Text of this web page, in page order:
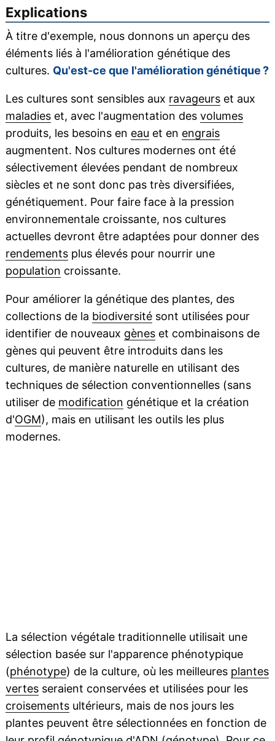
Explications
À titre d'exemple, nous donnons un aperçu des
éléments liés à l'amélioration génétique des
cultures. Qu'est-ce que l'amélioration génétique ?
Les cultures sont sensibles aux ravageurset aux
maladieset, avec l'augmentation des volumes
produits, les besoins en eau et en engrais
augmentent. Nos cultures modernes ont été
sélectivement élevées pendant de nombreux
siècles et ne sont donc pas très diversifiées,
génétiquement. Pour faire face à la pression
environnementale croissante, nos cultures
actuelles devront être adaptées pour donner des
rendementsplus élevés pour nourrir une
population croissante.
Pour améliorer la génétique des plantes, des
collections de la biodiversitésont utilisées pour
identifier de nouveaux gèneset combinaisons de
gènes qui peuvent être introduits dans les
cultures, de manière naturelle en utilisant des
techniques de sélection conventionnelles (sans
utiliser de modification génétique et la création
d'OGM), mais en utilisant les outils les plus
modernes.
La sélection végétale traditionnelle utilisait une
sélection basée sur l'apparence phénotypique
(phénotype) de la culture, où les meilleures plantes
vertesseraient conservées et utilisées pour les
croisementsultérieurs, mais de nos jours les
plantes peuvent être sélectionnées en fonction de